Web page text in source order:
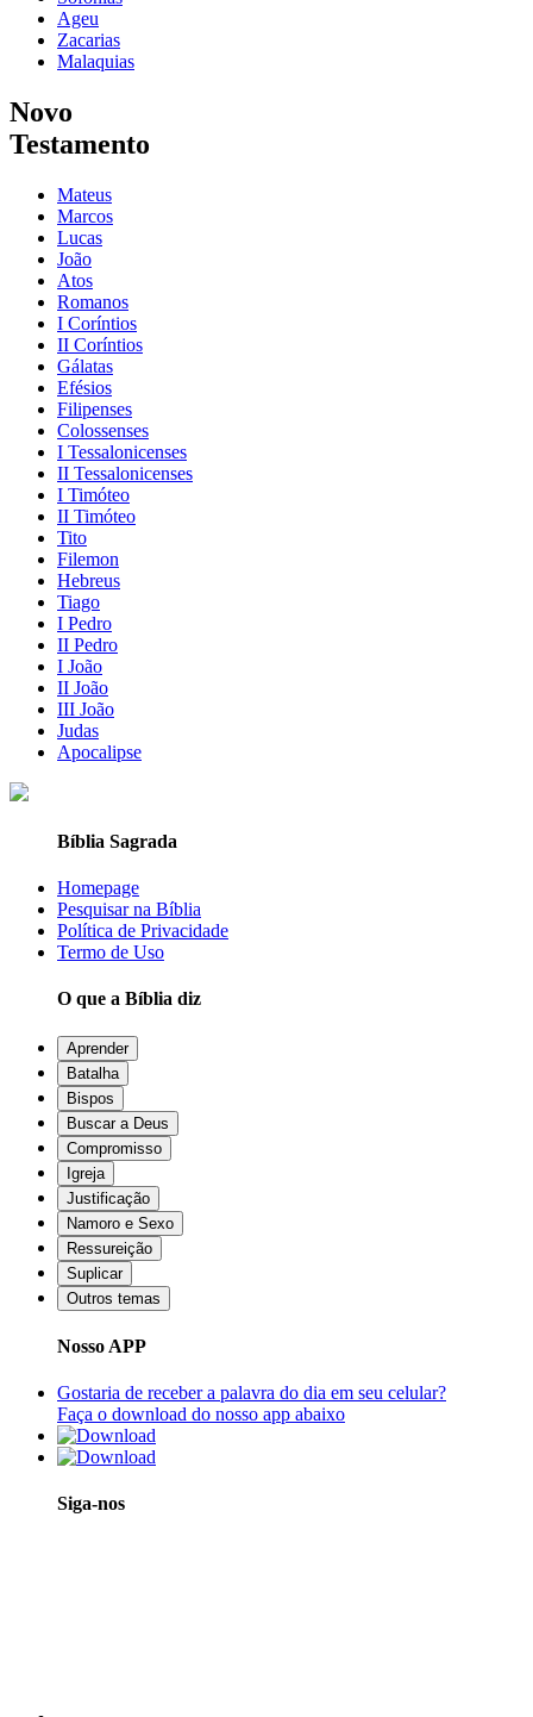
Ageu
Zacarias
Malaquias
Novo
Testamento
Mateus
Marcos
Lucas
João
Atos
Romanos
I Coríntios
II Coríntios
Gálatas
Efésios
Filipenses
Colossenses
I Tessalonicenses
II Tessalonicenses
I Timóteo
II Timóteo
Tito
Filemon
Hebreus
Tiago
I Pedro
II Pedro
I João
II João
III João
Judas
Apocalipse
Bíblia Sagrada
Homepage
Pesquisar na Bíblia
Política de Privacidade
Termo de Uso
O que a Bíblia diz
Aprender
Batalha
Bispos
Buscar a Deus
Compromisso
Igreja
Justificação
Namoro e Sexo
Ressureição
Suplicar
Outros temas
Nosso APP
Gostaria de receber a palavra do dia em seu celular?
Faça o download do nosso app abaixo
Siga-nos